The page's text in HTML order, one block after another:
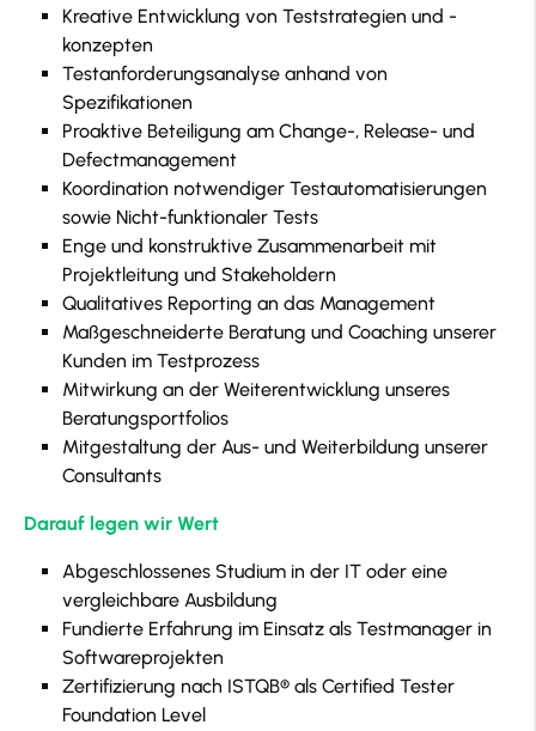
Kreative Entwicklung von Teststrategien und -
konzepten
Testanforderungsanalyse anhand von
Spezifikationen
Proaktive Beteiligung am Change-, Release- und
Defectmanagement
Koordination notwendiger Testautomatisierungen
sowie Nicht-funktionaler Tests
Enge und konstruktive Zusammenarbeit mit
Projektleitung und Stakeholdern
Qualitatives Reporting an das Management
Maßgeschneiderte Beratung und Coaching unserer
Kunden im Testprozess
Mitwirkung an der Weiterentwicklung unseres
Beratungsportfolios
Mitgestaltung der Aus- und Weiterbildung unserer
Consultants
Darauf legen wir Wert
Abgeschlossenes Studium in der IT oder eine
vergleichbare Ausbildung
Fundierte Erfahrung im Einsatz als Testmanager in
Softwareprojekten
Zertifizierung nach ISTQB® als Certified Tester
Foundation Level